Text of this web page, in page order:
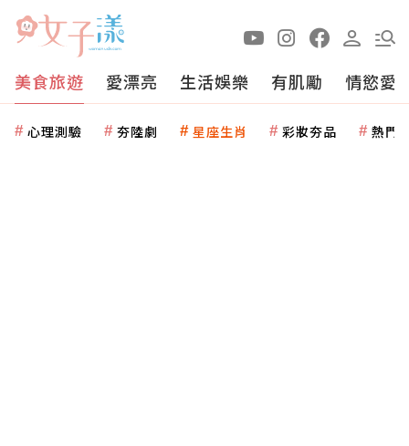
美食旅遊 愛漂亮 生活娛樂 有肌勵 情慾愛
心理測驗 夯陸劇 星座生肖 彩妝夯品 熱門